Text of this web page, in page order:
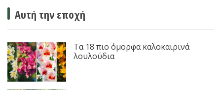
Αυτή την εποχή
Τα 18 πιο όμορφα καλοκαιρινά
λουλούδια